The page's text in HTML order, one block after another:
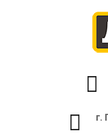
г.